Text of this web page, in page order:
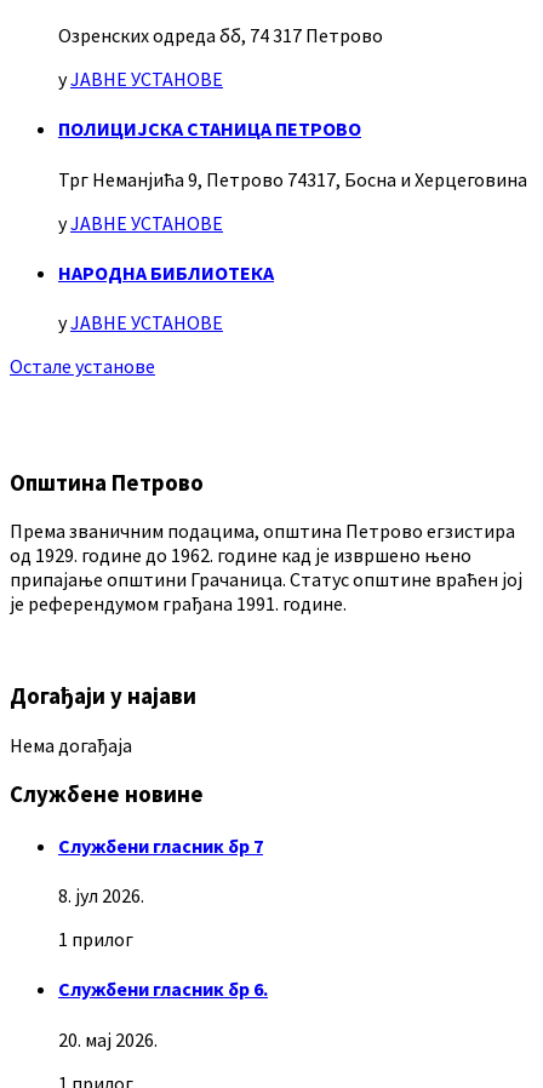
Озренских одреда бб, 74 317 Петрово
уЈАВНЕ УСТАНОВЕ
ПОЛИЦИЈСКА СТАНИЦА ПЕТРОВО
Трг Неманјића 9, Петрово 74317, Босна и Херцеговина
уЈАВНЕ УСТАНОВЕ
НАРОДНА БИБЛИОТЕКА
уЈАВНЕ УСТАНОВЕ
Остале установе
Општина Петрово
Према званичним подацима, општина Петрово егзистира
од 1929. године до 1962. године кад је извршено њено
припајање општини Грачаница. Статус општине враћен јој
је референдумом грађана 1991. године.
Догађаји у најави
Нема догађаја
Службене новине
Службени гласник бр 7
8. јул 2026.
1 прилог
Службени гласник бр 6.
20. мај 2026.
1 прилог